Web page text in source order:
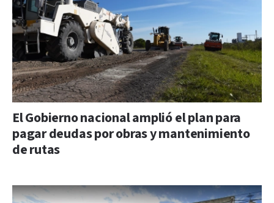
El Gobierno nacional amplió el plan para
pagar deudas por obras y mantenimiento
de rutas